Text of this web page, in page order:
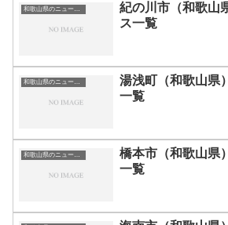
和歌山県のニュース一覧
紀の川市（和歌山
ス一覧
和歌山県のニュース一覧
湯浅町（和歌山県
一覧
和歌山県のニュース一覧
橋本市（和歌山県
一覧